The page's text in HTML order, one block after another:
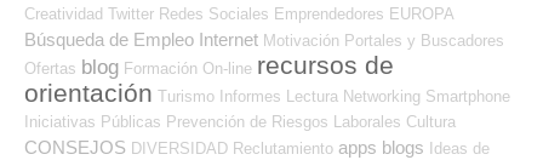
Creatividad Twitter Redes Sociales Emprendedores EUROPA
Búsqueda de Empleo Internet Motivación Portales y Buscadores
Ofertas blog Formación On-line recursos de
orientación Turismo Informes Lectura Networking Smartphone
Iniciativas Públicas Prevención de Riesgos Laborales Cultura
CONSEJOS DIVERSIDAD Reclutamiento apps blogs
Ideas de